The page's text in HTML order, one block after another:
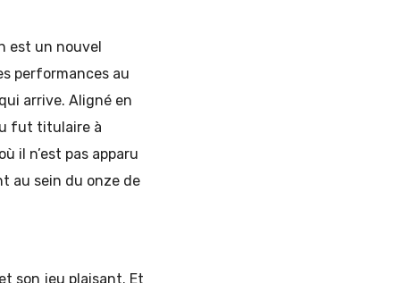
est un nouvel
performances au
arrive. Aligné en
fut titulaire à
il n’est pas apparu
au sein du onze de
son jeu plaisant. Et